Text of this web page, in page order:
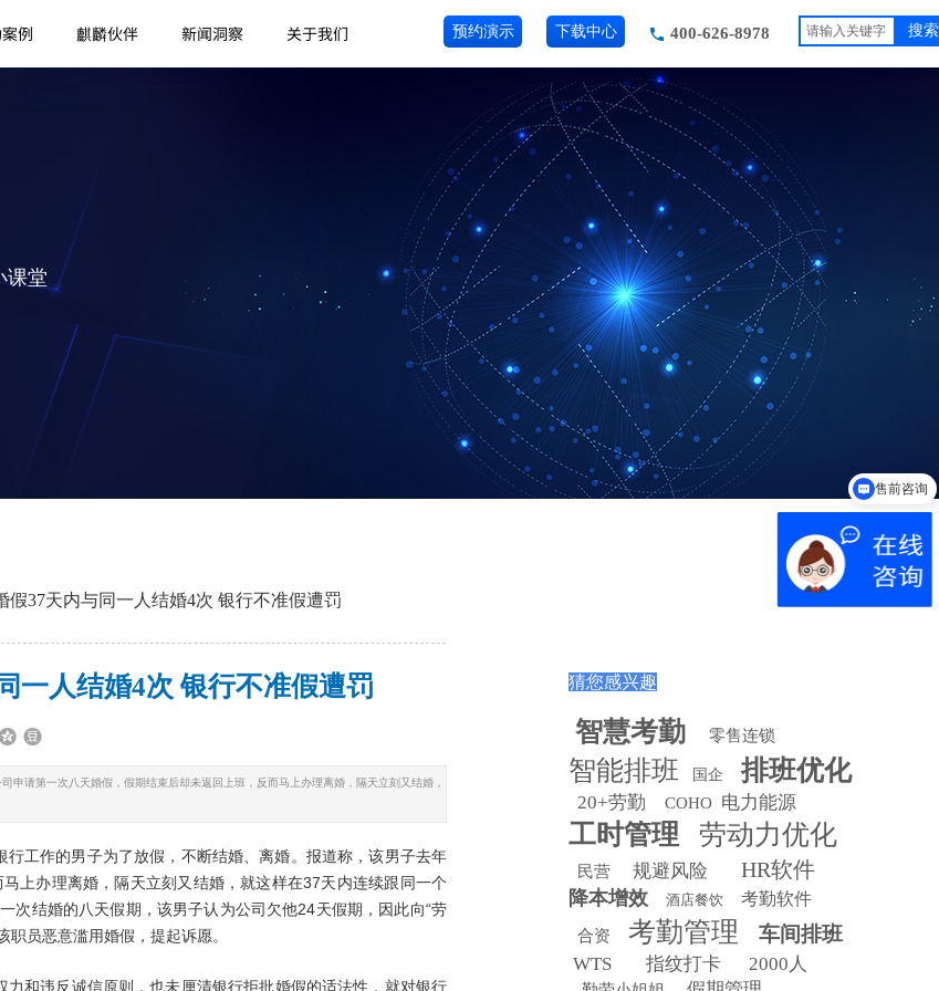
400-626-8978
预约演示 下载中心
例 麒麟伙伴 新闻洞察 关于我们 搜索
课堂
假37天内与同一人结婚4次 银行不准假遭罚
一人结婚4次 银行不准假遭罚
请第一次八天婚假，假期结束后却未返回上班，反而马上办理离婚，隔天立刻又结婚，
工作的男子为了放假，不断结婚、离婚。报道称，该男子去年
上办理离婚，隔天立刻又结婚，就这样在37天内连续跟同一个
次结婚的八天假期，该男子认为公司欠他24天假期，因此向“劳
员恶意滥用婚假，提起诉愿。
力和违反诚信原则，也未厘清银行拒批婚假的适法性，就对银行
猜您感兴趣
智慧考勤 零售连锁
智能排班 国企 排班优化
20+劳勤 COHO 电力能源
工时管理 劳动力优化
民营 规避风险 HR软件
降本增效 酒店餐饮 考勤软件
合资 考勤管理 车间排班
WTS 指纹打卡 2000人
售前咨询